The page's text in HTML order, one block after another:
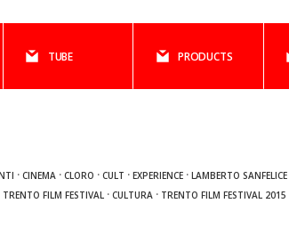
TUBE PRODUCTS
· CINEMA · CLORO · CULT · EXPERIENCE · LAMBERTO SANFELICE
TRENTO FILM FESTIVAL · CULTURA · TRENTO FILM FESTIVAL 2015